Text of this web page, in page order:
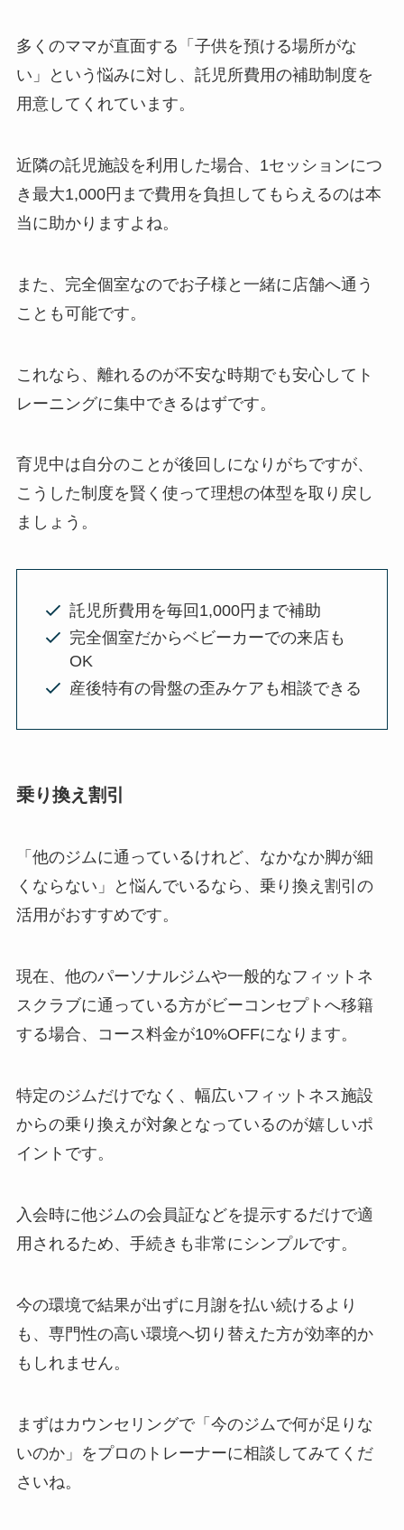
多くのママが直面する「子供を預ける場所がな
い」という悩みに対し、託児所費用の補助制度を
用意してくれています。
近隣の託児施設を利用した場合、1セッションにつ
き最大1,000円まで費用を負担してもらえるのは本
当に助かりますよね。
また、完全個室なのでお子様と一緒に店舗へ通う
ことも可能です。
これなら、離れるのが不安な時期でも安心してト
レーニングに集中できるはずです。
育児中は自分のことが後回しになりがちですが、
こうした制度を賢く使って理想の体型を取り戻し
ましょう。
託児所費用を毎回1,000円まで補助
完全個室だからベビーカーでの来店も
OK
産後特有の骨盤の歪みケアも相談できる
乗り換え割引
「他のジムに通っているけれど、なかなか脚が細
くならない」と悩んでいるなら、乗り換え割引の
活用がおすすめです。
現在、他のパーソナルジムや一般的なフィットネ
スクラブに通っている方がビーコンセプトへ移籍
する場合、コース料金が10%OFFになります。
特定のジムだけでなく、幅広いフィットネス施設
からの乗り換えが対象となっているのが嬉しいポ
イントです。
入会時に他ジムの会員証などを提示するだけで適
用されるため、手続きも非常にシンプルです。
今の環境で結果が出ずに月謝を払い続けるより
も、専門性の高い環境へ切り替えた方が効率的か
もしれません。
まずはカウンセリングで「今のジムで何が足りな
いのか」をプロのトレーナーに相談してみてくだ
さいね。